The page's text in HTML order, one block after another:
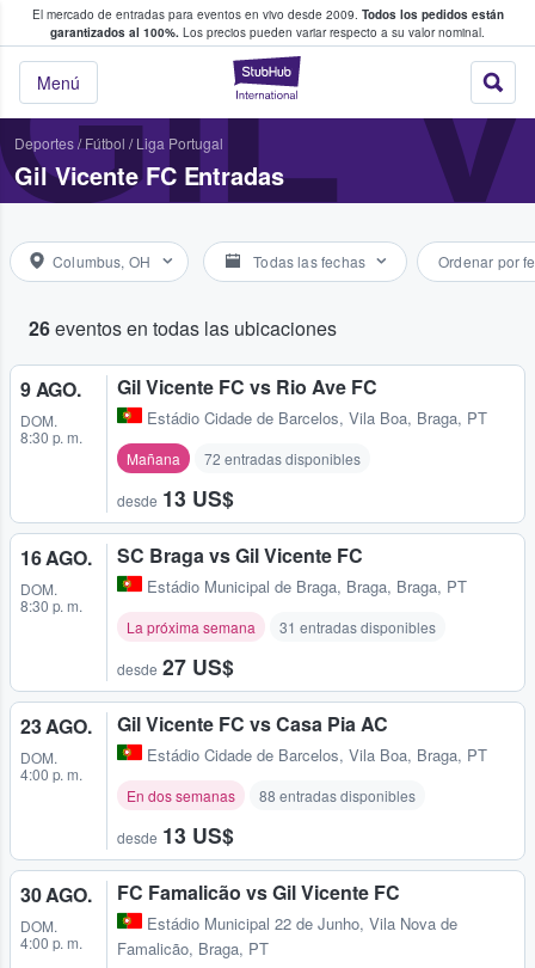
El mercado de entradas para eventos en vivo desde 2009. Todos los pedidos están
garantizados al 100%. Los precios pueden variar respecto a su valor nominal.
StubHub:
Menú
y venta de entradas entre fans
Deportes/ Fútbol / Liga Portugal
Gil Vicente FC Entradas
Columbus, OH Todas las fechas Ordenar por
26eventos en todas las ubicaciones
9 AGO.
DOM.
8:30 p. m.
Gil Vicente FC vs Rio Ave FC
Estádio Cidade de Barcelos, Vila Boa, Braga, PT
Mañana 72 entradas disponibles
desde 13 US$
16 AGO.
DOM.
8:30 p. m.
SC Braga vs Gil Vicente FC
Estádio Municipal de Braga, Braga, Braga, PT
La próxima semana 31 entradas disponibles
desde 27 US$
23 AGO.
DOM.
4:00 p. m.
Gil Vicente FC vs Casa Pia AC
Estádio Cidade de Barcelos, Vila Boa, Braga, PT
En dos semanas 88 entradas disponibles
desde 13 US$
30 AGO.
DOM.
4:00 p. m.
FC Famalicão vs Gil Vicente FC
Estádio Municipal 22 de Junho, Vila Nova de
Famalicão, Braga, PT